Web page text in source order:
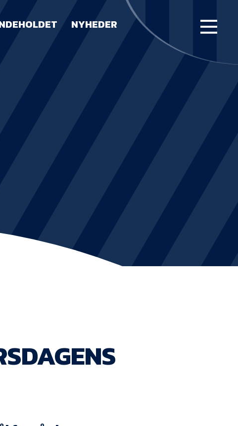
NYHEDER FORSIDE
KVINDEHOLDET
Sydvestjysk Fodbold Samarbejde